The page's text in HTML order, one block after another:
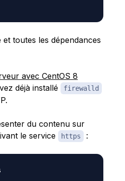
toutes les dépendances
avec CentOS 8
déjà installé
firewalld
du contenu sur
le service https :